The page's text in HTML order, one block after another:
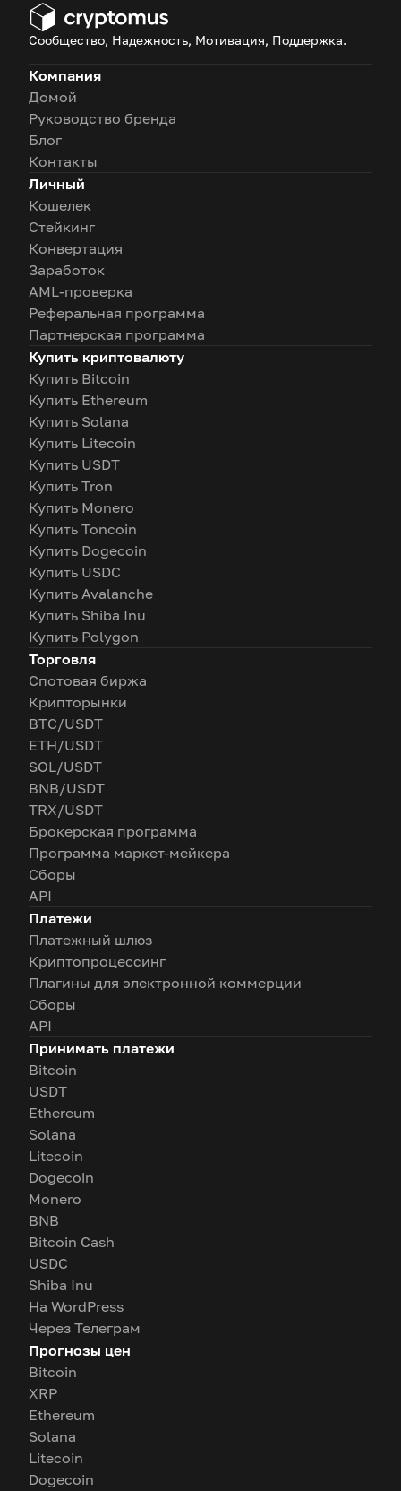
Сообщество, Надежность, Мотивация, Поддержка.
Компания
Домой
Руководство бренда
Блог
Контакты
Личный
Кошелек
Стейкинг
Конвертация
Заработок
AML-проверка
Реферальная программа
Партнерская программа
Купить криптовалюту
Купить Bitcoin
Купить Ethereum
Купить Solana
Купить Litecoin
Купить USDT
Купить Tron
Купить Monero
Купить Toncoin
Купить Dogecoin
Купить USDC
Купить Avalanche
Купить Shiba Inu
Купить Polygon
Торговля
Спотовая биржа
Крипторынки
BTC/USDT
ETH/USDT
SOL/USDT
BNB/USDT
TRX/USDT
Брокерская программа
Программа маркет-мейкера
Сборы
API
Платежи
Платежный шлюз
Криптопроцессинг
Плагины для электронной коммерции
Сборы
API
Принимать платежи
Bitcoin
USDT
Ethereum
Solana
Litecoin
Dogecoin
Monero
BNB
Bitcoin Cash
USDC
Shiba Inu
На WordPress
Через Телеграм
Прогнозы цен
Bitcoin
XRP
Ethereum
Solana
Litecoin
Dogecoin